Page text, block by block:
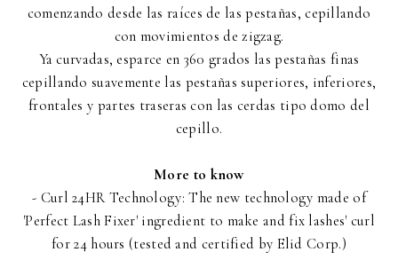
comenzando desde las raíces de las pestañas, cepillando
con movimientos de zigzag.
Ya curvadas, esparce en 360 grados las pestañas finas
cepillando suavemente las pestañas superiores, inferiores,
frontales y partes traseras con las cerdas tipo domo del
cepillo.
More to know
- Curl 24HR Technology: The new technology made of
'Perfect Lash Fixer' ingredient to make and fix lashes' curl
for 24 hours (tested and certified by Elid Corp.)